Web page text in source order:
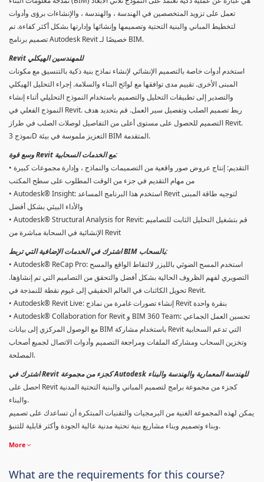
تعمل على تزويد المتخصصين في الهندسة ، والهندسة ، والإنشاءات برؤى وأدوات
لتخطيط المباني والبنية التحتية وتصميمها وإنشائها وإدارتها بشكل أكثر كفاءة. تم
تصميم برنامج Autodesk Revit خصيصًا لـ BIM.
Revit للمهندسين الهيكلي
استخدم أدوات خاصة بالتصميم الإنشائي لإنشاء نماذج بنية ذكية بالتنسيق مع مكونات
المبنى الأخرى. تقييم مدى توافقها مع لوائح البناء والسلامة. إجراء التحليل الهيكلي
والتصدير إلى تطبيقات التحليل والتصميم باستخدام النموذج التحليلي أثناء إنشاء
النموذج الفعلي في Revit. ربط تصميم الصلب وتفصيل سير العمل. قم بتحديد هدف
التصميم للحصول على مستوى أعلى من التفاصيل لوصلات الصلب في طراز Revit.
نموذج 3D التعزيز ملموسة في بيئة BIM المتقدمة.
وسع قوة Revit مع الخدمات السحابية:
• التقديم: إنتاج عروض صور واقعية من التصميمات والنماذج ، وإدارة مجموعات كبيرة
من مهام التقديم في جزء من الوقت المطلوب على سطح المكتب
• Autodesk® Insight: استخدم هذا البرنامج المساعد Revit لتوجيه طاقة المبنى
والأداء البيئي بشكل أفضل
• Autodesk® Structural Analysis for Revit: قم بتشغيل التحليل الثابت للتصاميم
الإنشائية في السحابة مباشرة من Revit
اشترك في الخدمات الإضافية التي تربط BIM بالسحاب:
• Autodesk® ReCap Pro: استخدم المسح الضوئي بالليزر لالتقاط الواقع والمسح
التصويري لفهم الظروف الحالية بشكل أفضل والتحقق من التصاميم التي تم إنشاؤها.
تحويل الكائنات في العالم الحقيقي إلى غيوم نقطة للنمذجة في Revit.
• Autodesk® Revit Live: إنشاء تصورات غامرة من نماذج Revit بنقرة واحدة
• Autodesk® Collaboration for Revit و BIM 360 Team: تحسين العمل الجماعي
مع الوصول المركزي إلى بيانات BIM باستخدام مشاركة Revit التي تدعم السحابية
وتخزين السحاب ومشاركة الملفات ومراجعة التصميم وأدوات الاتصال لجميع أصحاب
المصلحة.
اشترك في Revit كجزء من مجموعة Autodesk للهندسة المعمارية والهندسة والبناء
احصل على Revit كجزء من مجموعة برامج لتصميم المباني والبنية التحتية المدنية
والبناء.
يمكن لهذه المجموعة الغنية من البرمجيات والتقنيات المبتكرة أن تساعدك على تصميم
وبناء وتصميم وبناء مشاريع بنية تحتية مدنية عالية الجودة وأكثر قابلية للتنبؤ.
More
What are the requirements for this course?